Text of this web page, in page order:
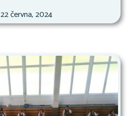
22 června, 2024